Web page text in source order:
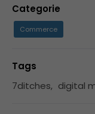
Categorie
Commerce
Tags
7ditches, digital